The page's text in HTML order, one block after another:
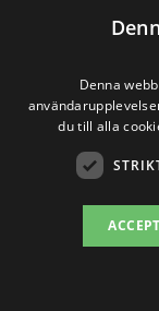
hitta det
dina behov
Det är alltid
frågor om
exempelvis
kostnader
Denna
du till alla